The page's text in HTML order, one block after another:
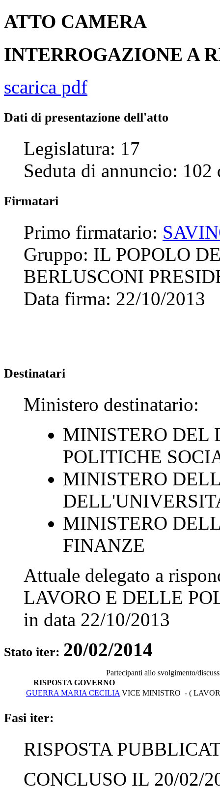
ATTO CAMERA
INTERROGAZIONE A
scarica pdf
Dati di presentazione dell'atto
Legislatura: 17
Seduta di annuncio: 102
Firmatari
Primo firmatario:
Gruppo: IL POPOLO
BERLUSCONI
Data firma: 22/10/2013
Destinatari
Ministero destinatario:
MINISTERO DEL
POLITICHE
MINISTERO
MINISTERO
FINANZE
Attuale delegato a
LAVORO E DELLE
in data 22/10/2013
Stato iter: 20/02/2014
Partecipanti allo svolgimento/
RISPOSTA GOVERNO
GUERRA MARIA CECILIA VICE MINISTRO - (
Fasi iter:
RISPOSTA
CONCLUSO IL 20/02/